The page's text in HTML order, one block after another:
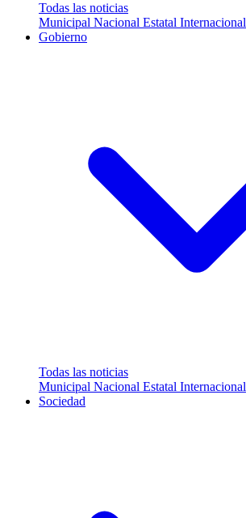
Todas las noticias
Municipal Nacional Estatal Internacional
Gobierno
Todas las noticias
Municipal Nacional Estatal Internacional
Sociedad